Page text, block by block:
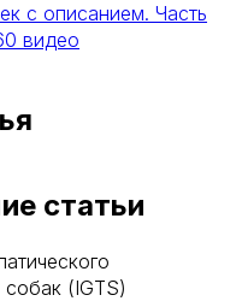
с описанием. Часть
видео
статьи
(IGTS)